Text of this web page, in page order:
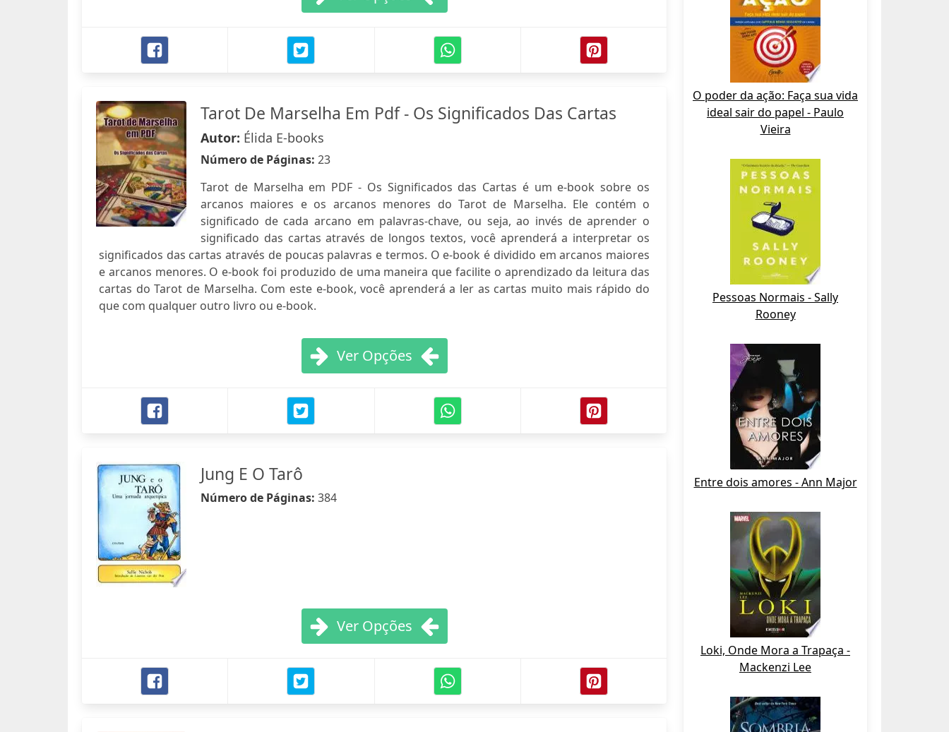
Tarot De Marselha Em Pdf - Os Significados Das Cartas
Autor: Élida E-books
Número de Páginas: 23
Tarot de Marselha em PDF - Os Significados das Cartas é um e-book sobre os
arcanos maiores e os arcanos menores do Tarot de Marselha. Ele contém o
significado de cada arcano em palavras-chave, ou seja, ao invés de aprender o
significado das cartas através de longos textos, você aprenderá a interpretar os
significados das cartas através de poucas palavras e termos. O e-book é dividido em arcanos maiores
e arcanos menores. O e-book foi produzido de uma maneira que facilite o aprendizado da leitura das
cartas do Tarot de Marselha. Com este e-book, você aprenderá a ler as cartas muito mais rápido do
que com qualquer outro livro ou e-book.
Ver Opções
Jung E O Tarô
Número de Páginas: 384
Ver Opções
O poder da ação: Faça sua vida
ideal sair do papel - Paulo
Vieira
Pessoas Normais - Sally
Rooney
Entre dois amores - Ann Major
Loki, Onde Mora a Trapaça -
Mackenzi Lee